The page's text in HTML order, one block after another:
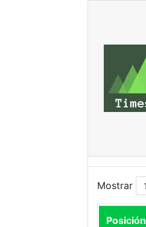
Mostrar
Posición